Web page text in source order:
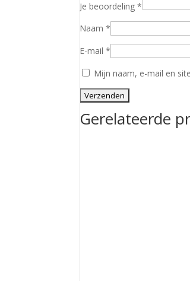
Je beoordeling*
Naam*
E-mail*
Mijn naam, e-mail en
Gerelateerde